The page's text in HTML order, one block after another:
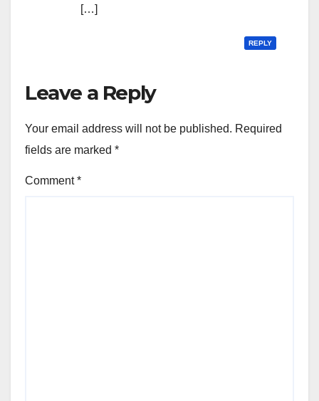
[…]
REPLY
Leave a Reply
Your email address will not be published. Required
fields are marked *
Comment*